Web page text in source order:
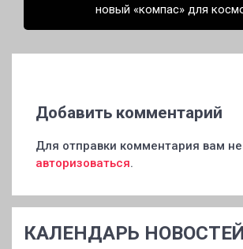
новый «компас» для
Добавить комментарий
Для отправки комментария вам
авторизоваться.
КАЛЕНДАРЬ НОВОСТЕЙ